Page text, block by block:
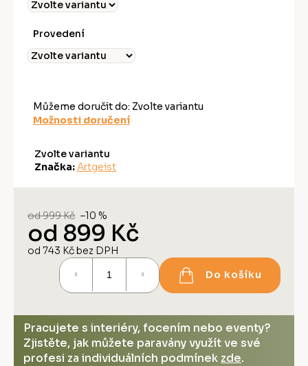
Provedení
Můžeme doručit do: Zvolte variantu
Možnosti doručení
Zvolte variantu
Značka: Artgeist
od 999 Kč –10 %
od 899 Kč
od 743 Kčbez DPH
Do košíku
Pracujete s interiéry, focením nebo eventy?
Zjistěte, jak můžete paravány využít ve své
profesi za individuálních podmínek zde.